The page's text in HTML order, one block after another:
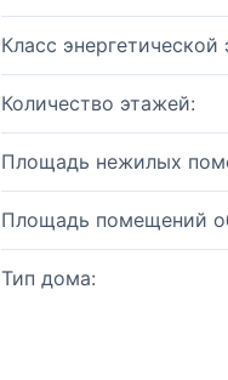
Класс
Количество этажей:
Площадь нежилых
Площадь помещений
Тип дома: